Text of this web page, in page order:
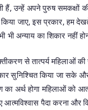
हैं, उन्हें अपने पुरुष समकक्षों
जाए, इस प्रकार, हम
भी अन्याय का शिकार नहीं
से तात्पर्य महिलाओं
सुनिश्चित किया जा सके
अर्थ होगा महिलाओं को
पैदा करना और